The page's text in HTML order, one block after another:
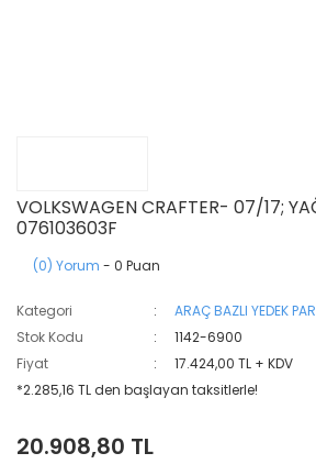
VOLKSWAGEN CRAFTER- 07/17;
076103603F
(0) Yorum - 0 Puan
Kategori
ARAÇ BAZLI YEDEK
Stok Kodu
1142-6900
Fiyat
17.424,00 TL + KDV
*2.285,16 TL den başlayan taksitlerle!
20.908,80 TL